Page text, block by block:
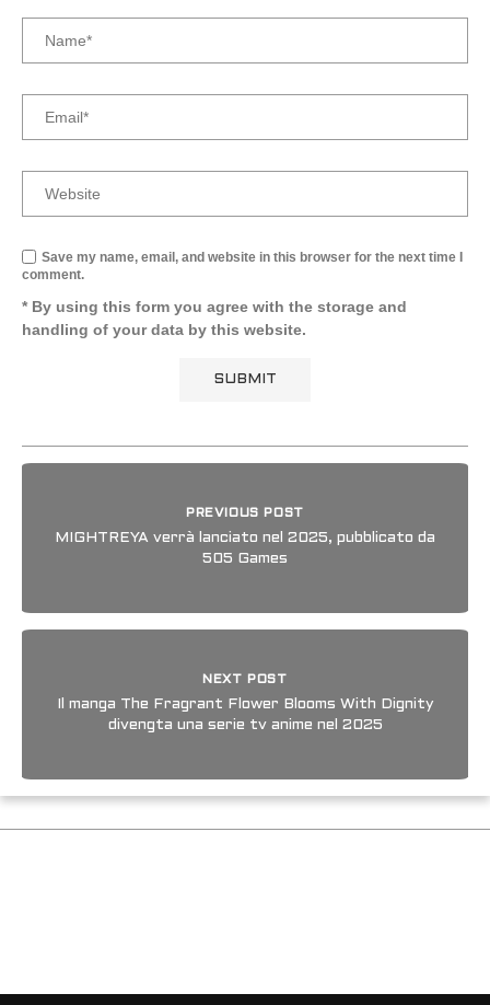
Save my name, email, and website in this browser for the next time I
comment.
* By using this form you agree with the storage and
handling of your data by this website.
PREVIOUS POST
MIGHTREYA verrà lanciato nel 2025, pubblicato da
505 Games
NEXT POST
Il manga The Fragrant Flower Blooms With Dignity
divengta una serie tv anime nel 2025